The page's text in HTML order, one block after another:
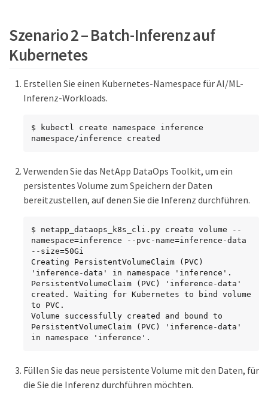
Szenario 2 – Batch-Inferenz auf
Kubernetes
Erstellen Sie einen Kubernetes-Namespace für AI/ML-
Inferenz-Workloads.
$ kubectl create namespace inference
namespace/inference created
Verwenden Sie das NetApp DataOps Toolkit, um ein
persistentes Volume zum Speichern der Daten
bereitzustellen, auf denen Sie die Inferenz durchführen.
$ netapp_dataops_k8s_cli.py create volume --
namespace=inference --pvc-name=inference-data
--size=50Gi
Creating PersistentVolumeClaim (PVC)
'inference-data' in namespace 'inference'.
PersistentVolumeClaim (PVC) 'inference-data'
created. Waiting for Kubernetes to bind volume
to PVC.
Volume successfully created and bound to
PersistentVolumeClaim (PVC) 'inference-data'
in namespace 'inference'.
Füllen Sie das neue persistente Volume mit den Daten, für
die Sie die Inferenz durchführen möchten.